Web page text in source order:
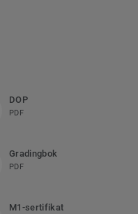
DOP
PDF
Gradingbok
PDF
M1-sertifikat